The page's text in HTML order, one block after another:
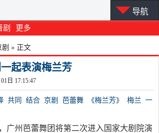
剧 更多
导航
剧 » 正文
起表演梅兰芳
日 17:15:47
共同 结合 京剧 芭蕾舞 《梅兰芳》 梅兰 一
广州芭蕾舞团将第二次进入国家大剧院演